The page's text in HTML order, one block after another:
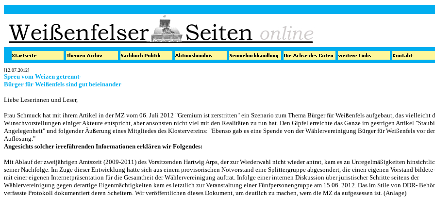
[12.07.2012]
Spreu vom Weizen getrennt-
Bürger für Weißenfels sind gut beieinander
Liebe Leserinnen und Leser,
Frau Schmuck hat mit ihrem Artikel in der MZ vom 06. Juli 2012 "Gremium ist zerstritten" ein Szenario zum Thema Bürger für Weißenfels aufgebaut, das vielleicht
Wunschvorstellungen einiger Akteure entspricht, aber ansonsten nicht viel mit den Realitäten zu tun hat. Den Gipfel erreichte das Ganze im gestrigen Artikel
Angelegenheit" und folgender Äußerung eines Mitgliedes des Klostervereins: "Ebenso gab es eine Spende von der Wählervereinigung Bürger für Weißenfels vor
Auflösung."
Angesichts solcher irreführenden Informationen erklären wir Folgendes:
Mit Ablauf der zweijährigen Amtszeit (2009-2011) des Vorsitzenden Hartwig Arps, der zur Wiederwahl nicht wieder antrat, kam es zu Unregelmäßigkeiten
seiner Nachfolge. Im Zuge dieser Entwicklung hatte sich aus einem provisorischen Notvorstand eine Splittergruppe abgesondert, die einen eigenen Vorstand bildete
mit einer eigenen Internetpräsentation für die Gesamtheit der Wählervereinigung auftrat. Infolge einer internen Diskussion über juristischer Schritte seitens der
Wählervereinigung gegen derartige Eigenmächtigkeiten kam es letztlich zur Veranstaltung einer Fünfpersonengruppe am 15.06. 2012. Das im Stile von DDR-
verfasste Protokoll dokumentiert deren Scheitern. Wir veröffentlichen dieses Dokument, um deutlich zu machen, wem die MZ da aufgesessen ist. (Anlage)